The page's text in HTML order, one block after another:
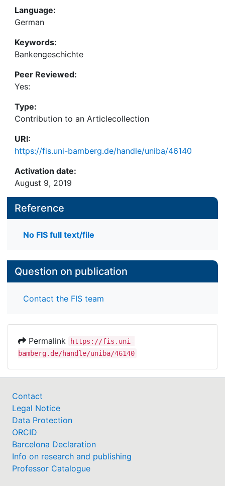
Language:
German
Keywords:
Bankengeschichte
Peer Reviewed:
Yes:
Type:
Contribution to an Articlecollection
URI:
https://fis.uni-bamberg.de/handle/uniba/46140
Activation date:
August 9, 2019
Reference
No FIS full text/file
Question on publication
Contact the FIS team
Permalink
https://fis.uni-
bamberg.de/handle/uniba/46140
Contact
Legal Notice
Data Protection
ORCID
Barcelona Declaration
Info on research and publishing
Professor Catalogue